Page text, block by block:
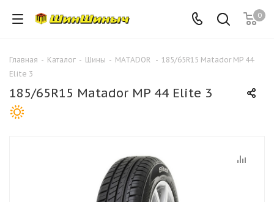
0
Главная - Каталог - Шины - MATADOR - 185/65R15 Matador MP 44
Elite 3
185/65R15 Matador MP 44 Elite 3